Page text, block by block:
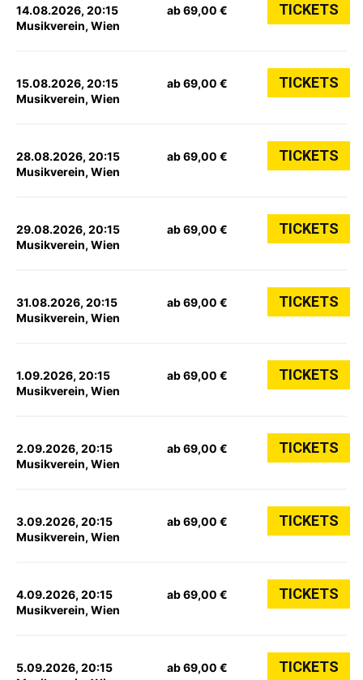
14.08.2026, 20:15
Musikverein, Wien
ab 69,00 € TICKETS
15.08.2026, 20:15
Musikverein, Wien
ab 69,00 € TICKETS
28.08.2026, 20:15
Musikverein, Wien
ab 69,00 € TICKETS
29.08.2026, 20:15
Musikverein, Wien
ab 69,00 € TICKETS
31.08.2026, 20:15
Musikverein, Wien
ab 69,00 € TICKETS
1.09.2026, 20:15
Musikverein, Wien
ab 69,00 € TICKETS
2.09.2026, 20:15
Musikverein, Wien
ab 69,00 € TICKETS
3.09.2026, 20:15
Musikverein, Wien
ab 69,00 € TICKETS
4.09.2026, 20:15
Musikverein, Wien
ab 69,00 € TICKETS
5.09.2026, 20:15
ab 69,00 € TICKETS